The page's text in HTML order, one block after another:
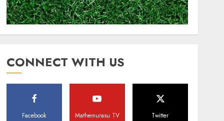
CONNECT WITH US
Facebook Mathemurasu TV Twitter